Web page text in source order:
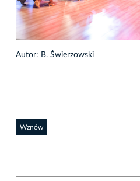
Autor: B. Świerzowski
Wznów